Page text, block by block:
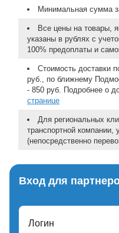
Минимальная сумма
Все цены на товары,
указаны в рублях с
100% предоплаты и
Стоимость доставки
руб., по ближнему
- 850 руб. Подробнее о
странице
Для региональных
транспортной компании,
(непосредственно
Вход для
Логин